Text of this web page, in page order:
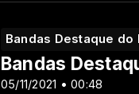
Bandas Destaque do
05/11/2021 • 00:48
Bandas